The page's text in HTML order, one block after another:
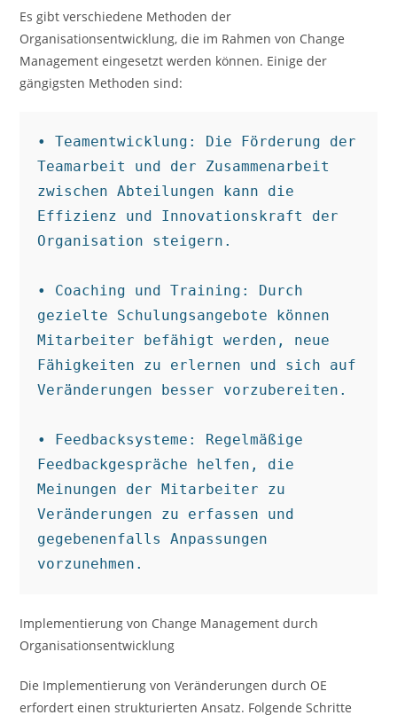
Es gibt verschiedene Methoden der
Organisationsentwicklung, die im Rahmen von Change
Management eingesetzt werden können. Einige der
gängigsten Methoden sind:
• Teamentwicklung: Die Förderung der
Teamarbeit und der Zusammenarbeit
zwischen Abteilungen kann die
Effizienz und Innovationskraft der
Organisation steigern.
• Coaching und Training: Durch
gezielte Schulungsangebote können
Mitarbeiter befähigt werden, neue
Fähigkeiten zu erlernen und sich auf
Veränderungen besser vorzubereiten.
• Feedbacksysteme: Regelmäßige
Feedbackgespräche helfen, die
Meinungen der Mitarbeiter zu
Veränderungen zu erfassen und
gegebenenfalls Anpassungen
vorzunehmen.
Implementierung von Change Management durch
Organisationsentwicklung
Die Implementierung von Veränderungen durch OE
erfordert einen strukturierten Ansatz. Folgende Schritte